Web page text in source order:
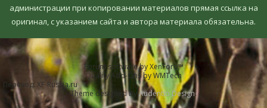
администрации при копировании материалов прямая ссылка на
оригинал, c указанием сайта и автора материала обязательна.
Forum software by XenForo™
Quality Add-Ons by WMTech
Перевод: XF-Russia.ru
Theme designed byAudentio Design.